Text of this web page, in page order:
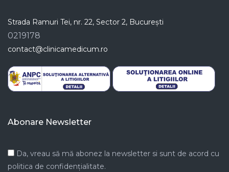
Strada Ramuri Tei, nr. 22, Sector 2, București
0219178
contact@clinicamedicum.ro
Abonare Newsletter
Da, vreau să mă abonez la newsletter si sunt de acord cu
politica de confidențialitate.